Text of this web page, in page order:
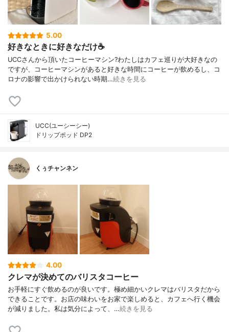
5.00
好きなときに好きなだけ☕️
UCCさんから頂いたコーヒーマシン?わたしはカフェ巡りが大好きなの
ですが、コーヒーマシンがあると好きな時間にコーヒーが飲めるし、コ
ロナの影響で出かけられない時期…続きを見る
UCC(ユーシーシー)
ドリップポッド DP2
くぅチャンネン
4.00
クレマが決めてのバリスタコーヒー
お手軽にすぐ飲めるのが良いです。極め細かいクレマはバリスタだから
できることです。お店の味わいをお家で楽しめると、カフェへ行く機会
が減りました。私は気分によって、…続きを見る